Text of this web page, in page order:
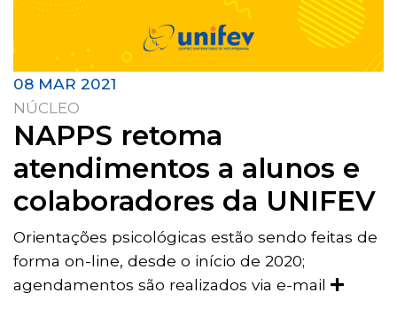
08 MAR 2021
NÚCLEO
NAPPS retoma
atendimentos a alunos e
colaboradores da UNIFEV
Orientações psicológicas estão sendo feitas de
forma on-line, desde o início de 2020;
agendamentos são realizados via e-mail